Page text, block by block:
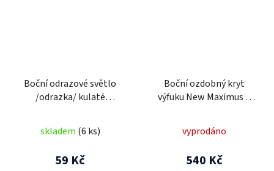
Boční odrazové světlo
/odrazka/ kulaté
D=59mm, pro skútry,
koloběžky,
skladem (6 ks)
59 Kč
Boční ozdobný kryt
výfuku New Maximus a
vyprodáno
540 Kč